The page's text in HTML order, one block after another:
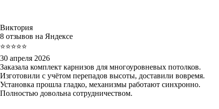
Виктория
8 отзывов на Яндексе
⭐⭐⭐⭐⭐
30 апреля 2026
Заказала комплект карнизов для многоуровневых потолков.
Изготовили с учётом перепадов высоты, доставили вовремя.
Установка прошла гладко, механизмы работают синхронно.
Полностью довольна сотрудничеством.